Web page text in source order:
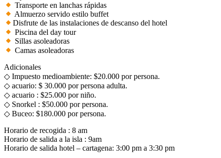
Transporte en lanchas rápidas
Almuerzo servido estilo buffet
Disfrute de las instalaciones de descanso del hotel
Piscina del day tour
Sillas asoleadoras
Camas asoleadoras
Adicionales
◇ Impuesto medioambiente: $20.000 por persona.
◇ acuario: $ 30.000 por persona adulta.
◇ acuario : $25.000 por niño.
◇ Snorkel : $50.000 por persona.
◇ Buceo: $180.000 por persona.
Horario de recogida : 8 am
Horario de salida a la isla : 9am
Horario de salida hotel – cartagena: 3:00 pm a 3:30 pm